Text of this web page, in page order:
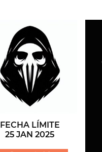
FECHA LÍMITE
25 JAN 2025